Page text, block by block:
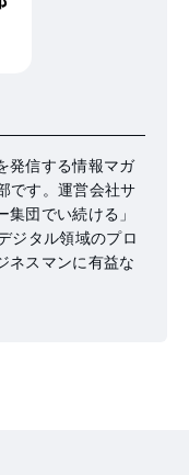
発信する情報マガ
です。運営会社サ
団でい続ける」
ジタル領域のプロ
ネスマンに有益な